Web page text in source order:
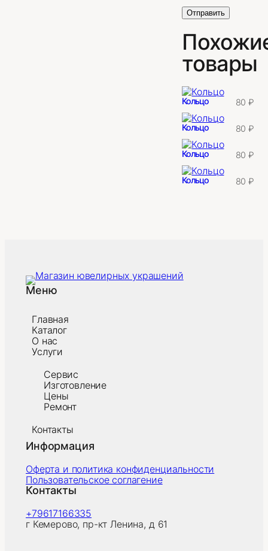
товары
Кольцо 80₽
Кольцо 80₽
Кольцо 80₽
Кольцо 80₽
Меню
Главная
Каталог
О нас
Услуги
Сервис
Изготовление
Цены
Ремонт
Контакты
Информация
Оферта и политика конфиденциальности
Пользовательское соглагение
Контакты
+79617166335
г Кемерово, пр-кт Ленина, д 61